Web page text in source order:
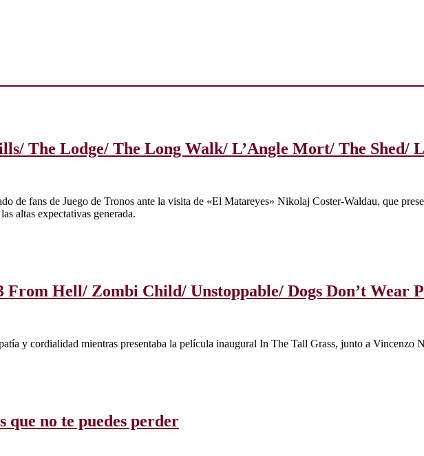
The Lodge/ The Long Walk/ L’Angle Mort/ The Shed/
de fans de Juego de Tronos ante la visita de «El Matareyes» Nikolaj Coster-Waldau, que
altas expectativas generada.
From Hell/ Zombi Child/ Unstoppable/ Dogs Don’t Wear
y cordialidad mientras presentaba la película inaugural In The Tall Grass, junto a Vincenzo
que no te puedes perder